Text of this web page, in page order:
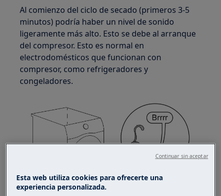
Al comienzo del ciclo de secado (primeros 3-5
minutos) podría haber un nivel de sonido
ligeramente más alto. Esto se debe al arranque
del compresor. Esto es normal en
electrodomésticos que funcionan con
compresor, como refrigeradores y
congeladores.
Esta web utiliza cookies para ofrecerte una
experiencia personalizada.
Continuar sin aceptar